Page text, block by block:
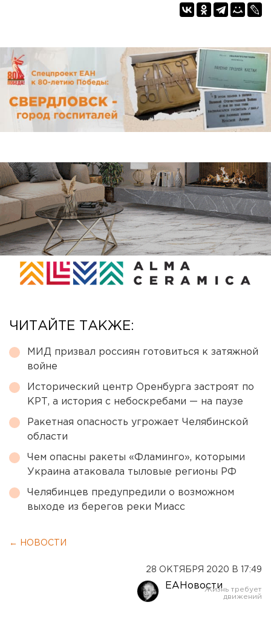
ЧИТАЙТЕ ТАКЖЕ:
МИД призвал россиян готовиться к затяжной
войне
Исторический центр Оренбурга застроят по
КРТ, а история с небоскребами — на паузе
Ракетная опасность угрожает Челябинской
области
Чем опасны ракеты «Фламинго», которыми
Украина атаковала тыловые регионы РФ
Челябинцев предупредили о возможном
выходе из берегов реки Миасс
← НОВОСТИ
28 ОКТЯБРЯ 2020 В 17:49
ЕАНовости